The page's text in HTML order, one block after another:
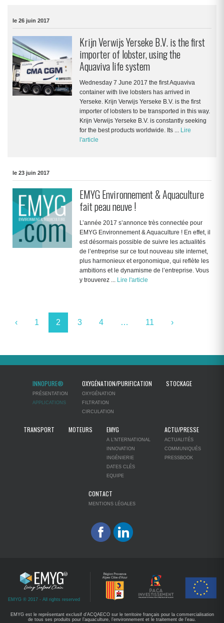
le 26 juin 2017
Krijn Verwijs Yerseke B.V. is the first
importer of lobster, using the
Aquaviva life system
Wednesday 7 June 2017 the first Aquaviva
container with live lobsters has arrived in
Yerseke. Krijn Verwijs Yerseke B.V. is the first
importer of lobsters to be transported in this way.
Krijn Verwijs Yerseke B.V. is constantly seeking
for the best products worldwide. Its ... Lire
l'article
le 23 juin 2017
EMYG Environnement & Aquaculture
fait peau neuve !
L’année 2017 s’annonce très connectée pour
EMYG Environnement & Aquaculture ! En effet, il
est désormais possible de suivre les actualités
de l’entreprise sur ce tout nouveau site internet,
plus harmonieux et ergonomique, qui reflète les
ambitions et le dynamisme de l’entreprise. Vous
y trouverez ... Lire l'article
‹ 1 2 3 4 … 11 ›
INNOPURE®
PRÉSENTATION
APPLICATIONS
OXYGÉNATION/PURIFICATION
OXYGÉNATION
FILTRATION
CIRCULATION
STOCKAGE
TRANSPORT MOTEURS EMYG
A L’NTERNATIONAL
INNOVATION
INGÉNIERIE
DATES CLÉS
EQUIPE
ACTU/PRESSE
ACTUALITÉS
COMMUNIQUÉS
PRESSBOOK
CONTACT
MENTIONS LÉGALES
EMYG ® 2017 - All rights reserved
EMYG est le représentant exclusif d’ACQAECO sur le territoire français pour la commercialisation
de tous ses produits pour l’aquaculture, l’environnement et le traitement de l’eau.